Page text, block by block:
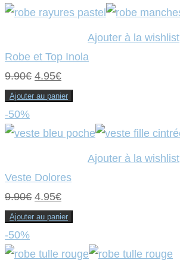
Ajouter à la wishlist
Robe et Top Inola
9.90€ Le
prix
était :
4.95€Le
prix
est :
Ajouter au panier
-50%
Ajouter à la wishlist
Veste Dolores
9.90€ Le
prix
était :
4.95€Le
prix
est :
Ajouter au panier
-50%